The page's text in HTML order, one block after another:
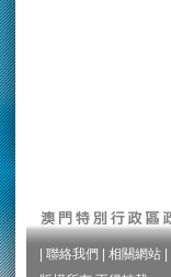
聯絡我們 相關網站